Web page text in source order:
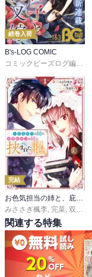
続巻入荷
B's-LOG COMIC
完結
お色気担当の姉と、庇護欲担当の妹に挟まれた私（コミック）
みささぎ楓李, 完菜, 双葉はづき
関連する特集